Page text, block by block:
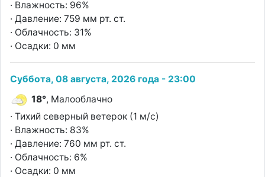
· Влажность: 96%
· Давление: 759 мм рт. ст.
· Облачность: 31%
· Осадки: 0 мм
Суббота, 08 августа, 2026 года - 23:00
18°, Малооблачно
· Тихий северный ветерок (1 м/с)
· Влажность: 83%
· Давление: 760 мм рт. ст.
· Облачность: 6%
· Осадки: 0 мм